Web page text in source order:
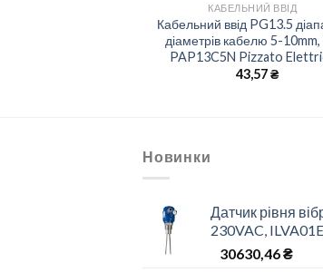
КАБЕЛЬНИЙ ВВІД
Кабельний ввід PG13.5
діаметрів кабелю 5-10mm,
PAP13C5N Pizzato
43,57₴
Новинки
Датчик рівня
230VAC,
30630,46₴